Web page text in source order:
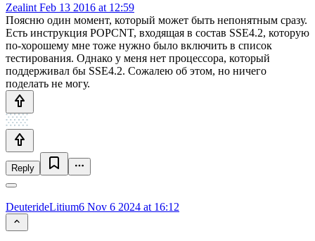
Zealint Feb 13 2016 at 12:59
Поясню один момент, который может быть непонятным сразу.
Есть инструкция POPCNT, входящая в состав SSE4.2, которую
по-хорошему мне тоже нужно было включить в список
тестирования. Однако у меня нет процессора, который
поддерживал бы SSE4.2. Сожалею об этом, но ничего
поделать не могу.
Reply
DeuterideLitium6 Nov 6 2024 at 16:12